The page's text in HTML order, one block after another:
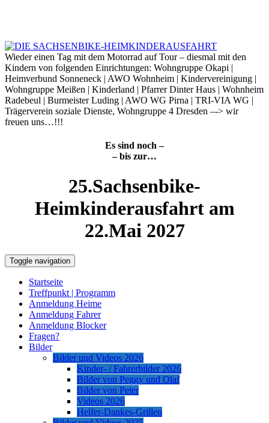
Wieder einen Tag mit dem Motorrad auf Tour – diesmal mit den
Kindern von folgenden Einrichtungen: Wohngruppe Okapi |
Heimverbund Sonneneck | AWO Wohnheim | Kindervereinigung |
Wohngruppe Meißen | Kinderland | Pfarrer Dinter Haus | Wohnheim
Radebeul | Burmeister Luding | AWO WG Pirna | TRI-VIA WG |
Trägerverein soziale Dienste, Wohngruppe 4 Dresden –-> wir
freuen uns…!!!
Es sind noch –
– bis zur…
25.Sachsenbike-
Heimkinderausfahrt am
22.Mai 2027
Toggle navigation
Startseite
Treffpunkt | Programm
Anmeldung Heime
Anmeldung Fahrer
Anmeldung Blocker
Fragen?
Bilder
Bilder und Videos 2026
Kinder- / Fahrerbilder 2026
Bilder von Peggy und Olaf
Bilder von Peter
Videos 2026
Helfer-Dankes-Grillen